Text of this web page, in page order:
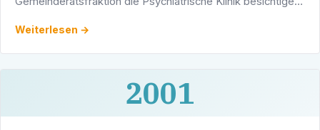
Weiterlesen →
2001